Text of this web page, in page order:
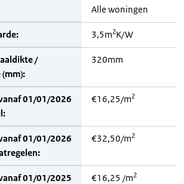
Alle woningen
3,5m2K/W
/
320mm
01/01/2026
€16,25/m2
01/01/2026
€32,50/m2
01/01/2025
€16,25 /m2